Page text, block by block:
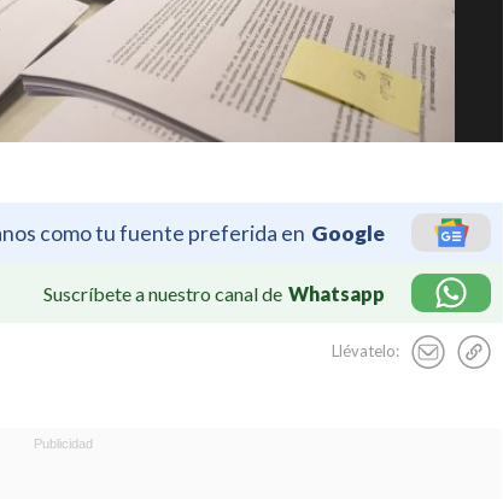
como tu fuente preferida en Google
Suscríbete a nuestro canal de Whatsapp
Llévatelo: